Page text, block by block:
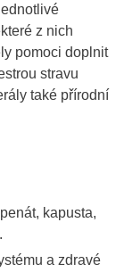
z nich
pomoci doplnit
stravu
také přírodní
kapusta,
a zdravé